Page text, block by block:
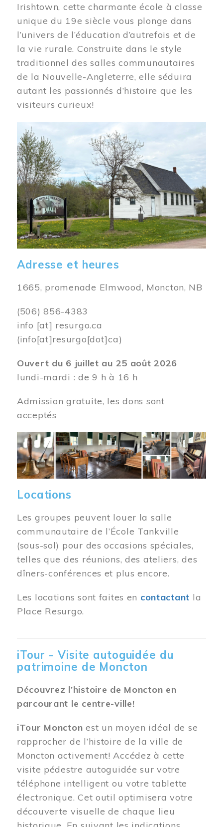
Irishtown, cette charmante école à classe
unique du 19e siècle vous plonge dans
l’univers de l’éducation d’autrefois et de
la vie rurale. Construite dans le style
traditionnel des salles communautaires
de la Nouvelle-Angleterre, elle séduira
autant les passionnés d’histoire que les
visiteurs curieux!
Image
Adresse et heures
1665, promenade Elmwood, Moncton, NB
(506) 856-4383
info [at] resurgo.ca
(info[at]resurgo[dot]ca)
Ouvert du 6 juillet au 25 août 2026
lundi-mardi : de 9 h à 16 h
Admission gratuite, les dons sont
acceptés
Image
Locations
Les groupes peuvent louer la salle
communautaire de l’École Tankville
(sous-sol) pour des occasions spéciales,
telles que des réunions, des ateliers, des
dîners-conférences et plus encore.
Les locations sont faites en contactant la
Place Resurgo.
iTour - Visite autoguidée du
patrimoine de Moncton
Découvrez l’histoire de Moncton en
parcourant le centre-ville!
iTour Moncton est un moyen idéal de se
rapprocher de l’histoire de la ville de
Moncton activement! Accédez à cette
visite pédestre autoguidée sur votre
téléphone intelligent ou votre tablette
électronique. Cet outil optimisera votre
découverte visuelle de chaque lieu